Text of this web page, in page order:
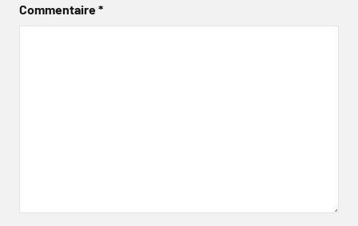
Commentaire*